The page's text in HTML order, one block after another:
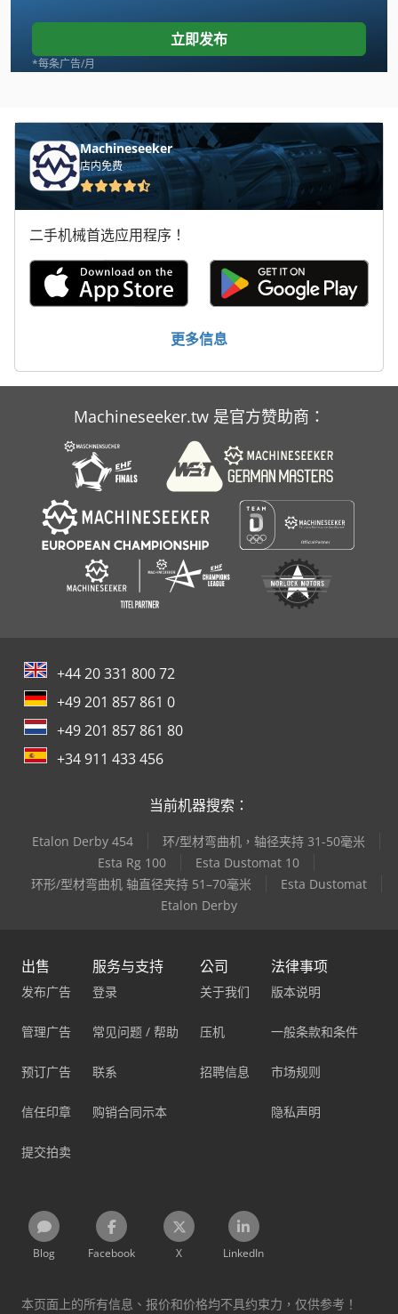
Meh 5 2 1 8 B
Mfh 5 1 8
Mvh 5 1 4 B
Na 3000
Neophot 2
Ng 200
Ppl
机械 车床
车间 设备
立即发布
*每条广告/月
Machineseeker
店内免费
二手机械首选应用程序！
更多信息
Machineseeker.tw 是官方赞助商：
+44 20 331 800 72
+49 201 857 861 0
+49 201 857 861 80
+34 911 433 456
当前机器搜索：
Etalon Derby 454
环/型材弯曲机，轴径夹持 31-50毫米
Esta Rg 100
Esta Dustomat 10
环形/型材弯曲机 轴直径夹持 51–70毫米
Esta Dustomat
Etalon Derby
出售
发布广告
管理广告
预订广告
信任印章
提交拍卖
服务与支持
登录
常见问题 / 帮助
联系
购销合同示本
公司
关于我们
压机
招聘信息
法律事项
版本说明
一般条款和条件
市场规则
隐私声明
Blog Facebook X LinkedIn
本页面上的所有信息、报价和价格均不具约束力，仅供参考！